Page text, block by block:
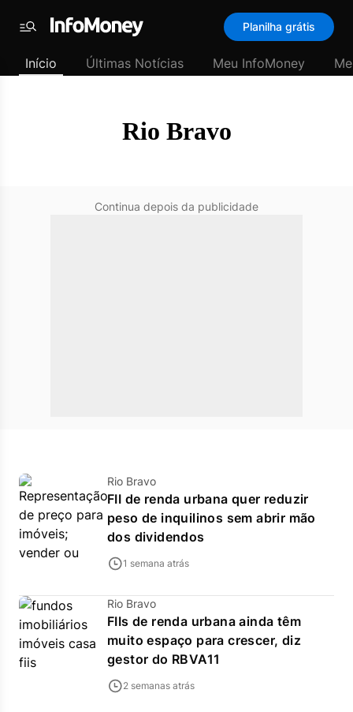
Padrão
Últimas
Menu
Planilha grátis
Início Últimas Notícias Meu InfoMoney
Rio Bravo
Continua depois da publicidade
Rio Bravo
FII de renda urbana quer reduzir
peso de inquilinos sem abrir mão
dos dividendos
1 semana atrás
Rio Bravo
FIIs de renda urbana ainda têm
muito espaço para crescer, diz
gestor do RBVA11
2 semanas atrás